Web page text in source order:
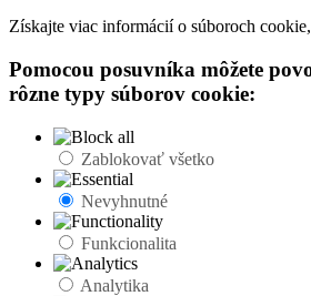
Získajte viac informácií o súboroch
Pomocou posuvníka môžete
rôzne typy súborov cookie:
Zablokovať všetko
Nevyhnutné
Funkcionalita
Analytika